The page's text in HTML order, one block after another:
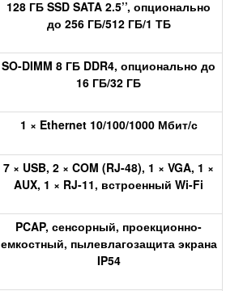
128 ГБ SSD SATA 2.5’’, опционально
до 256 ГБ/512 ГБ/1 ТБ
SO-DIMM 8 ГБ DDR4, опционально до
16 ГБ/32 ГБ
1 × Ethernet 10/100/1000 Мбит/с
7 × USB, 2 × COM (RJ-48), 1 × VGA, 1 ×
AUX, 1 × RJ-11, встроенный Wi-Fi
PCAP, сенсорный, проекционно-
емкостный, пылевлагозащита экрана
IP54